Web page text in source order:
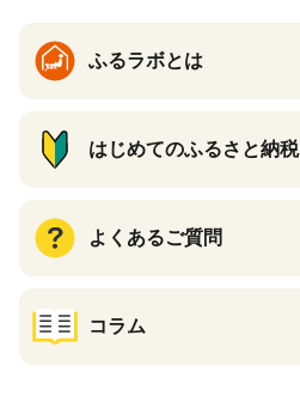
ふるラボとは
はじめてのふるさと納税
よくあるご質問
コラム